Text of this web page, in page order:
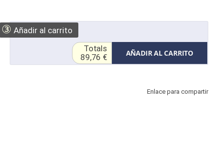
③ Añadir al carrito
AÑADIR AL CARRITO
Totals
89,76 €
Enlace para compartir